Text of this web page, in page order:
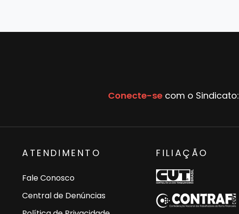
Conecte-se com o Sindicato:
ATENDIMENTO
Fale Conosco
Central de Denúncias
FILIAÇÃO